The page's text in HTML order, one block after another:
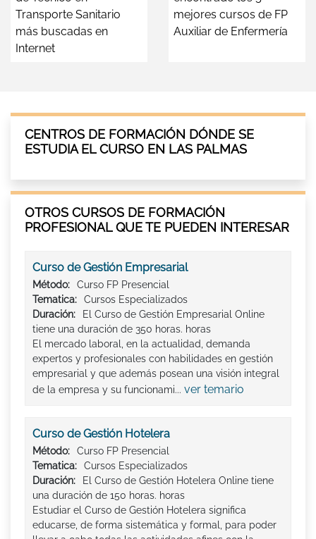
Transporte Sanitario
más buscadas en
Internet
mejores cursos de FP
Auxiliar de Enfermería
CENTROS DE FORMACIÓN DÓNDE SE
ESTUDIA EL CURSO EN LAS PALMAS
OTROS CURSOS DE FORMACIÓN
PROFESIONAL QUE TE PUEDEN INTERESAR
Curso de Gestión Empresarial
Método:
Curso FP Presencial
Tematica:
Cursos Especializados
Duración:
El Curso de Gestión Empresarial Online
tiene una duración de 350 horas. horas
El mercado laboral, en la actualidad, demanda
expertos y profesionales con habilidades en gestión
empresarial y que además posean una visión integral
de la empresa y su funcionami... ver temario
Curso de Gestión Hotelera
Método:
Curso FP Presencial
Tematica:
Cursos Especializados
Duración:
El Curso de Gestión Hotelera Online tiene
una duración de 150 horas. horas
Estudiar el Curso de Gestión Hotelera significa
educarse, de forma sistemática y formal, para poder